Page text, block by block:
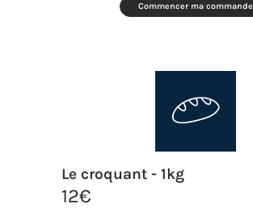
Commencer ma commande
Le croquant - 1kg
12€